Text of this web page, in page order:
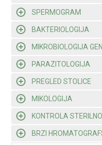
SPERMOGRAM
BAKTERIOLOGIJA
MIKROBIOLOGIJA
PARAZITOLOGIJA
PREGLED STOLICE
MIKOLOGIJA
KONTROLA
BRZI